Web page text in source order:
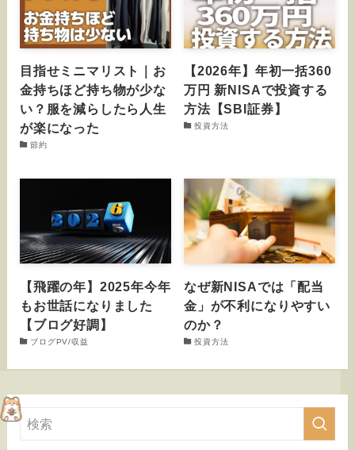
目指せミニマリスト｜お
金持ちほど持ち物が少な
い？服を減らしたら人生
が楽になった
節約
【2026年】年初一括360
万円 新NISAで投資する
方法【SBI証券】
投資方法
【飛躍の年】2025年今年
もお世話になりました
【ブログ好調】
ブログPV/収益
なぜ新NISAでは「配当
金」が不利になりやすい
のか？
投資方法